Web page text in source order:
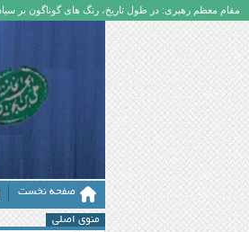
مقام معظم رهبری: در طول تاریخ، رنگ های گوناگون بر
صفحه نخست
منوی اصلی